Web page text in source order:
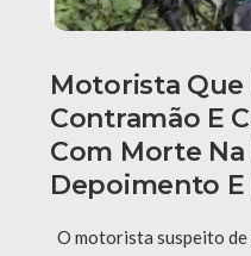
Motorista Que
Contramão E
Com Morte
Depoimento E
O motorista suspeito